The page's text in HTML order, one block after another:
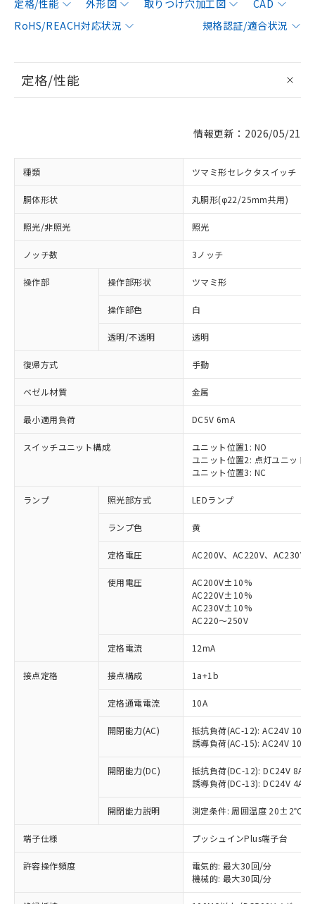
定格/性能 外形図 取りつけ穴加工図
CAD
RoHS/REACH対応状況
規格認証/適合状況
定格/性能
情報更新：2026/05/21
種類 ツマミ形セレクタスイッチ
胴体形状 丸胴形(φ22/25mm共用)
照光/非照光 照光
ノッチ数 3ノッチ
操作部 操作部形状 ツマミ形
操作部色 白
透明/不透明 透明
復帰方式 手動
ベゼル材質 金属
最小適用負荷 DC5V 6mA
スイッチユニット構成
ユニット位置1: NO
ユニット位置2: 点灯ユニット
ユニット位置3: NC
ランプ 照光部方式 LEDランプ
ランプ色 黄
定格電圧 AC200V、AC220V、AC230V
使用電圧
AC200V±10%
AC220V±10%
AC230V±10%
AC220～250V
定格電流 12mA
接点定格 接点構成 1a+1b
定格通電電流 10A
開閉能力(AC)
抵抗負荷(AC-12): AC24V 10A/
誘導負荷(AC-15): AC24V
開閉能力(DC)
抵抗負荷(DC-12): DC24V 8A/
誘導負荷(DC-13): DC24V 4A/
開閉能力説明 測定条件: 周囲温度 20±2℃、
端子仕様 プッシュインPlus端子台
許容操作頻度
電気的: 最大30回/分
機械的: 最大30回/分
ご利用条件
以下の条件をお読みいただき、同意のうえ
ご利用ください。
本サービスは、当社制御機器事業取扱
商品の当社在庫状況および標準価格
(税抜)を提供させていただくもので
当社制御機器事業取扱商品の中には、
※1 対応状況
対応済み：EU RoHS指令（10物質）の
非含有に対応した製品が提供可能な商品で
対応予定：EU RoHS指令（10物質）の非含
有に対応した製品に切り替える予定のある
対応予定なし：EU RoHS指令（10物質）の
非含有に非対応の商品で、対応品を出す予
定はありません。
調査・確認中：EU RoHS指令（10物質）の
非含有の対応状況を調査中または確認中の
商品です。
非該当品：ライセンス料など無形物で、有
害物質有無と関係のない商品です。
※1 中国RoHS○×表
「○」：最大均質材料含有率が中国RoHSの
基準値以下であることを示します。